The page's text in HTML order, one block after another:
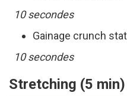
10 secondes
Gainage crunch
10 secondes
Stretching (5 min)